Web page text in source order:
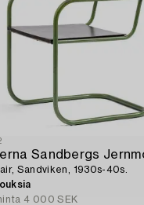
Sandviken, 1930s-40s.
4 000 SEK